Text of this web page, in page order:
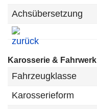
Achsübersetzung
Karosserie & Fahrwerk
Fahrzeugklasse
Karosserieform